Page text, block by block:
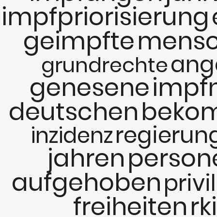
impfpriorisierung
geimpfte
grundrechte
genesene
deutschen
inzidenz
jahren
aufgehoben
freiheitenrki